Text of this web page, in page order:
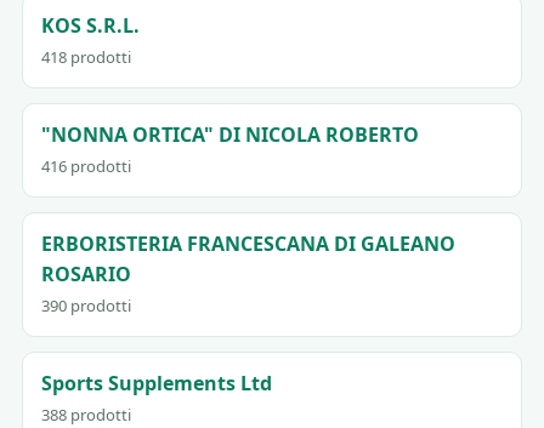
KOS S.R.L.
418 prodotti
"NONNA ORTICA" DI NICOLA ROBERTO
416 prodotti
ERBORISTERIA FRANCESCANA DI GALEANO
ROSARIO
390 prodotti
Sports Supplements Ltd
388 prodotti